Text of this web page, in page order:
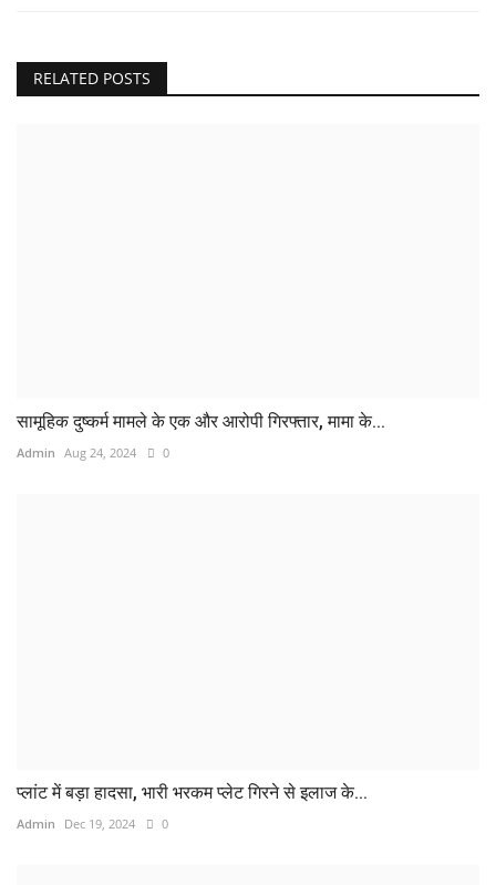
RELATED POSTS
सामूहिक दुष्कर्म मामले के एक और आरोपी गिरफ्तार, मामा के...
Admin Aug 24, 2024 0
प्लांट में बड़ा हादसा, भारी भरकम प्लेट गिरने से इलाज के...
Admin Dec 19, 2024 0